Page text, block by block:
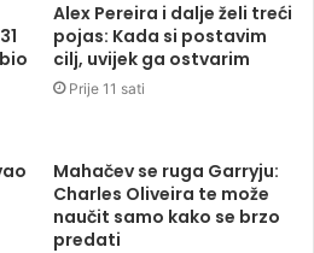
Alex Pereira i dalje želi treći
pojas: Kada si postavim
cilj, uvijek ga ostvarim
Prije 11 sati
Mahačev se ruga Garryju:
Charles Oliveira te može
naučit samo kako se brzo
predati